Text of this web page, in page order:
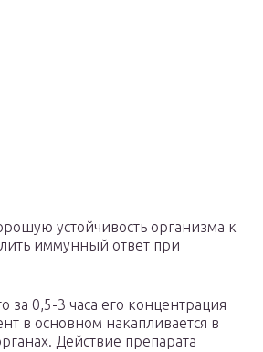
устойчивость организма к
иммунный ответ при
за 0,5-3 часа его концентрация
в основном накапливается в
Действие препарата